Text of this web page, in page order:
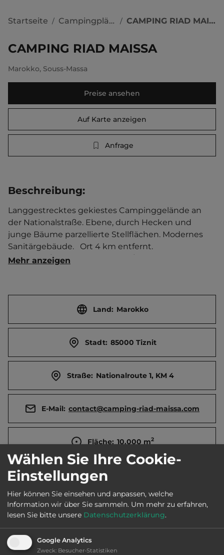
Startseite / Campingplätze / CAMPING RIAD MAISSA
CAMPING RIAD MAISSA
Marokko, Souss-Massa
Preise ansehen
Auf Karte anzeigen
Anfrage
Beschreibung:
Langgestrecktes gekiestes Campinggelände an
der Nationalstraße. Ebene, durch Hecken und
junge Bäume parzellierte Stellflächen. Modernes
Sanitärgebäude.   Ort 4 km entfernt.
Touristen-/Dauerstellplätze 120/0.
Mehr anzeigen
Land: Marokko
Stadt: 85000 Tiznit
Straße: Nationalroute 1, KM 4
E-Mail: contact@camping-riad-maissa.com
Fläche: 10.000 m2
Öffnungszeiten:
bis 10,- Euro
Wählen Sie Ihre Cookie-
Einstellungen
Hier können Sie einsehen und anpassen, welche
Information wir über Sie sammeln. Um mehr zu erfahren,
lesen Sie bitte unsere Datenschutzerklärung.
Google Analytics
Zweck: Besucher-Statistiken